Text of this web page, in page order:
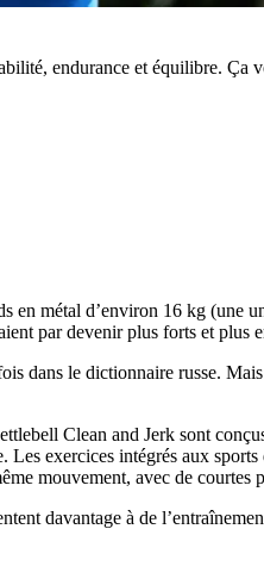
endurance et équilibre. Ça
métal d’environ 16 kg (une
par devenir plus forts et plus
le dictionnaire russe.
Clean and Jerk sont
exercices intégrés aux
mouvement, avec de courtes
davantage à de